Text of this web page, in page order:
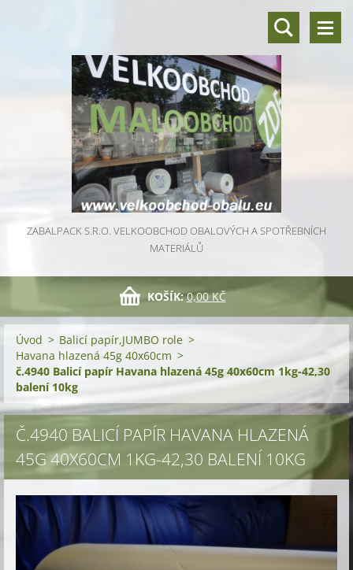
ZABALPACK S.R.O. VELKOOBCHOD OBALOVÝCH A SPOTŘEBNÍCH
MATERIÁLŮ
KOŠÍK: 0,00 KČ
Úvod > Balicí papír,JUMBO role >
Havana hlazená 45g 40x60cm >
č.4940 Balicí papír Havana hlazená 45g 40x60cm 1kg-42,30
balení 10kg
Č.4940 BALICÍ PAPÍR HAVANA HLAZENÁ
45G 40X60CM 1KG-42,30 BALENÍ 10KG